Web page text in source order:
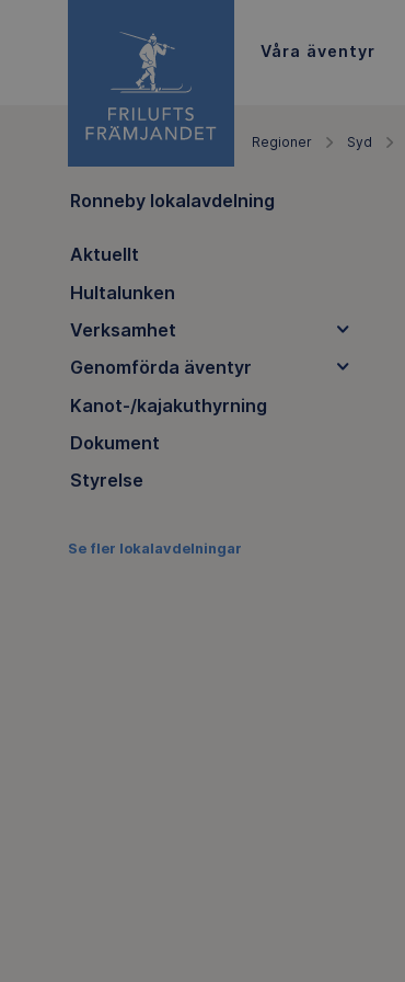
Våra äventyr
Regioner Syd
Ronneby lokalavdelning
Aktuellt
Hultalunken
Verksamhet
Genomförda äventyr
Kanot-/kajakuthyrning
Dokument
Styrelse
Se fler lokalavdelningar